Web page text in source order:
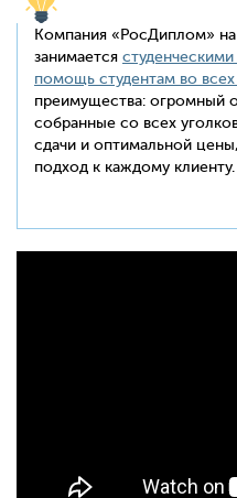
Компания «РосДиплом»
занимается
помощь студентам во
преимущества: огромный
собранные со всех
сдачи и оптимальной
подход к каждому клиенту.